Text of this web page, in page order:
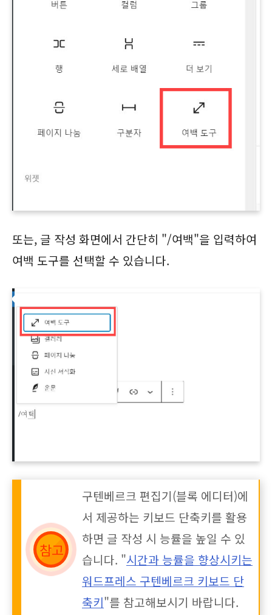
또는, 글 작성 화면에서 간단히 "/여백"을 입력하여
여백 도구를 선택할 수 있습니다.
구텐베르크 편집기(블록 에디터)에
서 제공하는 키보드 단축키를 활용
하면 글 작성 시 능률을 높일 수 있
습니다. "시간과 능률을 향상시키는
워드프레스 구텐베르크 키보드 단
축키"를 참고해보시기 바랍니다.